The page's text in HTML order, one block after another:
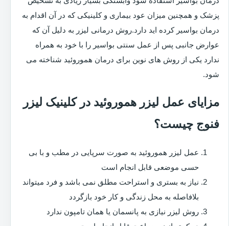
پزشک و همچنین میزان عود بیماری و کلینیکی که در آن اقدام به
درمان بواسیر کرده اید دارد.روش درمانی لیزر به دلیل آن که
عوارض جانبی پس از عمل سنتی بواسیر را با خود به همراه
ندارد یکی از روش های نوین برای درمان هموروئید شناخته می
شود.
مزایای عمل لیزر هموروئید در کلینیک لیزر
فنوج چیست؟
عمل لیزر هموروئید به صورت سرپایی در مطب و با بی
حسی موضعی قابل انجام است
نیاز به بستری و استراحت مطلق نمی باشد و فرد میتواند
بلافاصله به محل زندگی و کار خود بازگردد
روش لیزر نیازی به پانسمان یا همان تامپون ندارد